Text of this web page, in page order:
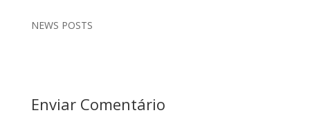
NEWS POSTS
Enviar Comentário